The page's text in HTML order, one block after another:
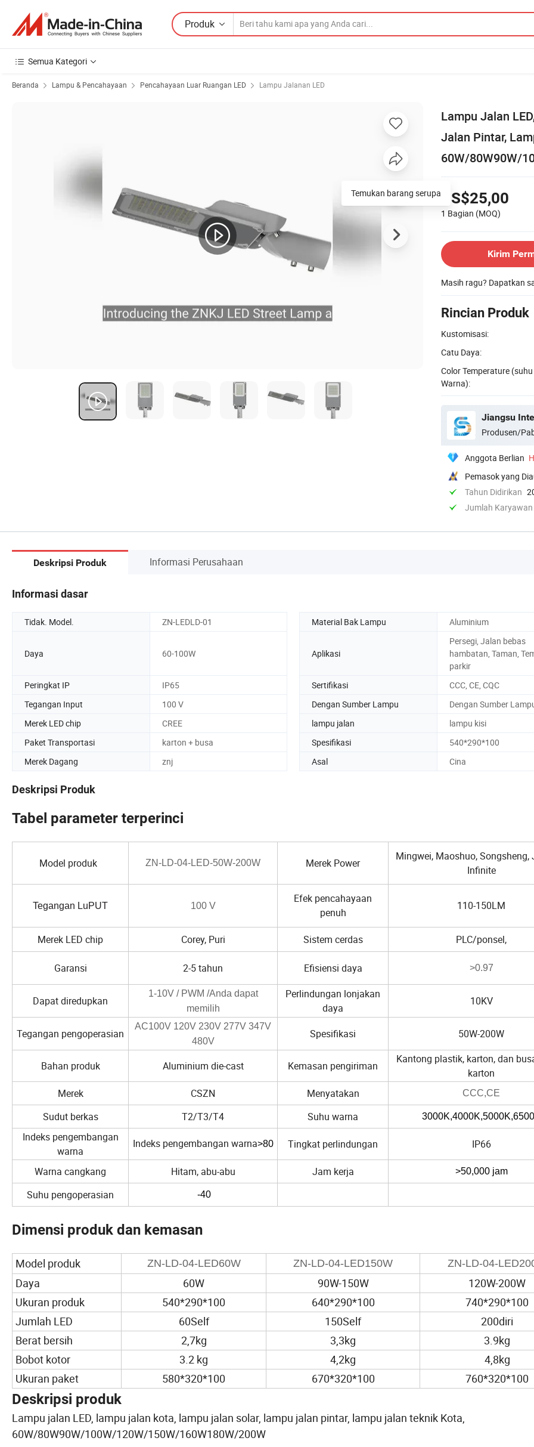
Produk
Semua Kategori
Beranda Lampu & Pencahayaan Pencahayaan Luar Ruangan LED Lampu Jalanan LED
Lampu Jalan
Jalan Pintar,
60W/80W90W/
US$25,00
1 Bagian (MOQ)
Kirim
Masih ragu? Dapatkan
Rincian Produk
Kustomisasi:
Catu Daya:
Color Temperature (suhu
Warna):
Jiangsu
Produsen/
Anggota Berlian
Pemasok yang
Tahun Didirikan
Jumlah Karyawan
Temukan barang serupa
Deskripsi Produk Informasi Perusahaan
Informasi dasar
Tidak. Model. ZN-LEDLD-01 Material Bak Lampu Aluminium
Daya 60-100W Aplikasi
Persegi, Jalan bebas
hambatan, Taman,
parkir
Peringkat IP
IP65 Sertifikasi
CCC, CE, CQC
Tegangan Input
100 V Dengan Sumber Lampu
Dengan Sumber
Merek LED chip
CREE lampu jalan
lampu kisi
Paket Transportasi
karton + busa Spesifikasi
540*290*100
Merek Dagang
znj Asal Cina
Deskripsi Produk
Tabel parameter terperinci
Model produk ZN-LD-04-LED-50W-200W Merek Power
Mingwei, Maoshuo, Songsheng,
Infinite
Tegangan LuPUT 100 V
Efek pencahayaan
penuh
110-150LM
Merek LED chip Corey, Puri Sistem cerdas PLC/ponsel,
Garansi 2-5 tahun Efisiensi daya >0.97
Dapat diredupkan
1-10V / PWM /Anda dapat
memilih
Perlindungan lonjakan
daya
10KV
Tegangan pengoperasian
AC100V 120V 230V 277V 347V
480V
Spesifikasi 50W-200W
Bahan produk Aluminium die-cast Kemasan pengiriman
Kantong plastik, karton, dan
karton
Merek
CSZN Menyatakan CCC,CE
Sudut berkas T2/T3/T4 Suhu warna
Indeks pengembangan
warna
Indeks pengembangan warna>80 Tingkat perlindungan IP66
Warna cangkang Hitam, abu-abu Jam kerja >50,000 jam
Suhu pengoperasian -40
Dimensi produk dan kemasan
Model produk ZN-LD-04-LED60W ZN-LD-04-LED150W ZN-LD-04-
Daya 60W 90W-150W
120W-200W
Ukuran produk
540*290*100 640*290*100
740*290*100
Jumlah LED
60Self 150Self
200diri
Berat bersih
2,7kg 3,3kg
3.9kg
Bobot kotor
3.2 kg 4,2kg
4,8kg
Ukuran paket
580*320*100 670*320*100 760*320*100
Deskripsi produk
Lampu jalan LED, lampu jalan kota, lampu jalan solar, lampu jalan pintar, lampu jalan teknik Kota,
60W/80W90W/100W/120W/150W/160W180W/200W